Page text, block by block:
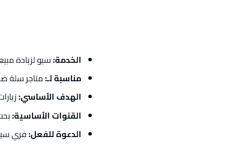
الخدمة:سيو لزيادة
مناسبة لـ:متاجر سلة
الهدف الأساسي:
القنوات الأساسية:
الدعوة للفعل:فري سيو